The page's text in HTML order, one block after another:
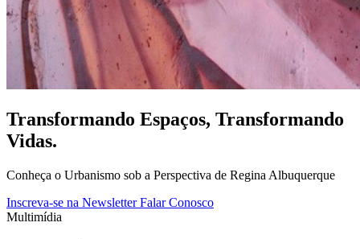
Transformando Espaços, Transformando
Vidas.
Conheça o Urbanismo sob a Perspectiva de Regina Albuquerque
Inscreva-se na NewsletterFalar Conosco
Multimídia